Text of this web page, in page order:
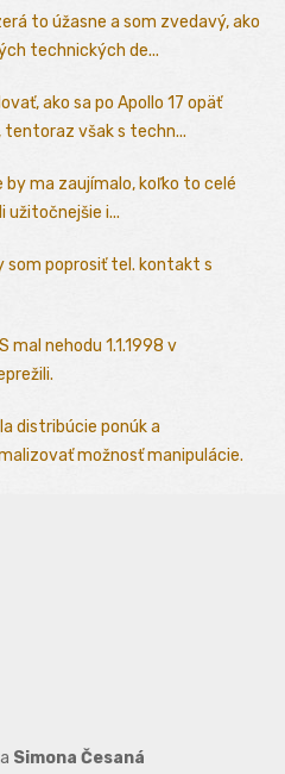
to úžasne a som zvedavý, ako
technických de...
ako sa po Apollo 17 opäť
tentoraz však s techn...
by ma zaujímalo, koľko to celé
užitočnejšie i...
som poprosiť tel. kontakt s
mal nehodu 1.1.1998 v
distribúcie ponúk a
možnosť manipulácie.
Simona Česaná